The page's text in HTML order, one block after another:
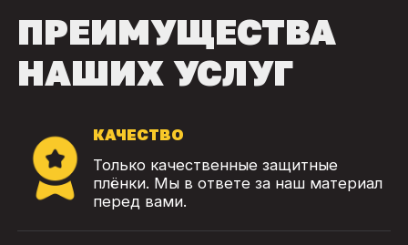
ПРЕИМУЩЕСТВА
НАШИХ УСЛУГ
КАЧЕСТВО
Только качественные защитные
плёнки. Мы в ответе за наш материал
перед вами.